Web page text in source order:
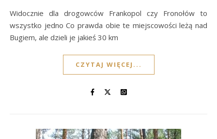
Widocznie dla drogowców Frankopol czy Fronołów to
wszystko jedno Co prawda obie te miejscowości leżą nad
Bugiem, ale dzieli je jakieś 30 km
CZYTAJ WIĘCEJ...